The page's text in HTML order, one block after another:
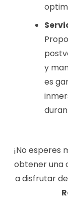
y
es
¡No esperes
obtener una
a disfrutar